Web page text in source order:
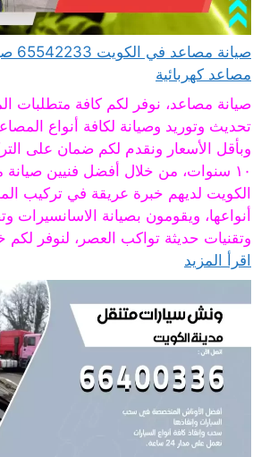
مصاعد كهربائية
صيانة مصاعد، نوفر لكم كافة متطلبات
تحديث وتوريد وصيانة لكافة أنواع
وبأقل الأسعار ونقدم لكم ضمان على
١٠ سنوات، من خلال أفضل فنيين
الكويت لديهم خبرة عريقة في تركيب
أنواعها، ويقومون بصيانة الاسانسيرات
وتقنيات حديثة تواكب العصر، لنوفر
اقرأ المزيد